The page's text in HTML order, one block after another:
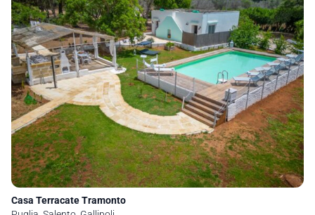
Casa Terracate Tramonto